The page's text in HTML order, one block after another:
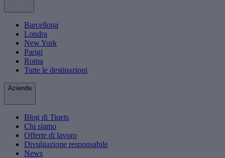
Barcellona
Londra
New York
Parigi
Roma
Tutte le destinazioni
Azienda
Blog di Tiqets
Chi siamo
Offerte di lavoro
Divulgazione responsabile
News